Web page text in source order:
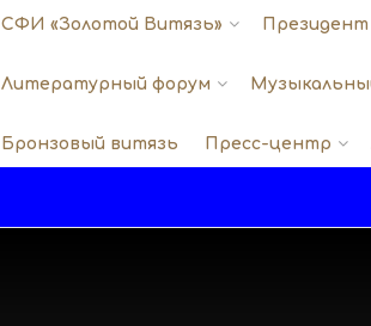
СФИ «Золотой Витязь»
Литературный форум
Бронзовый витязь Пресс-центр